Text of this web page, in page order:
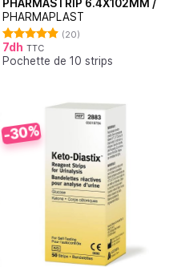
PHARMASTRIP 6.4X102MM /
PHARMAPLAST
Note4.90
sur 5
(20)
7dh TTC
Pochette de 10 strips
-30%